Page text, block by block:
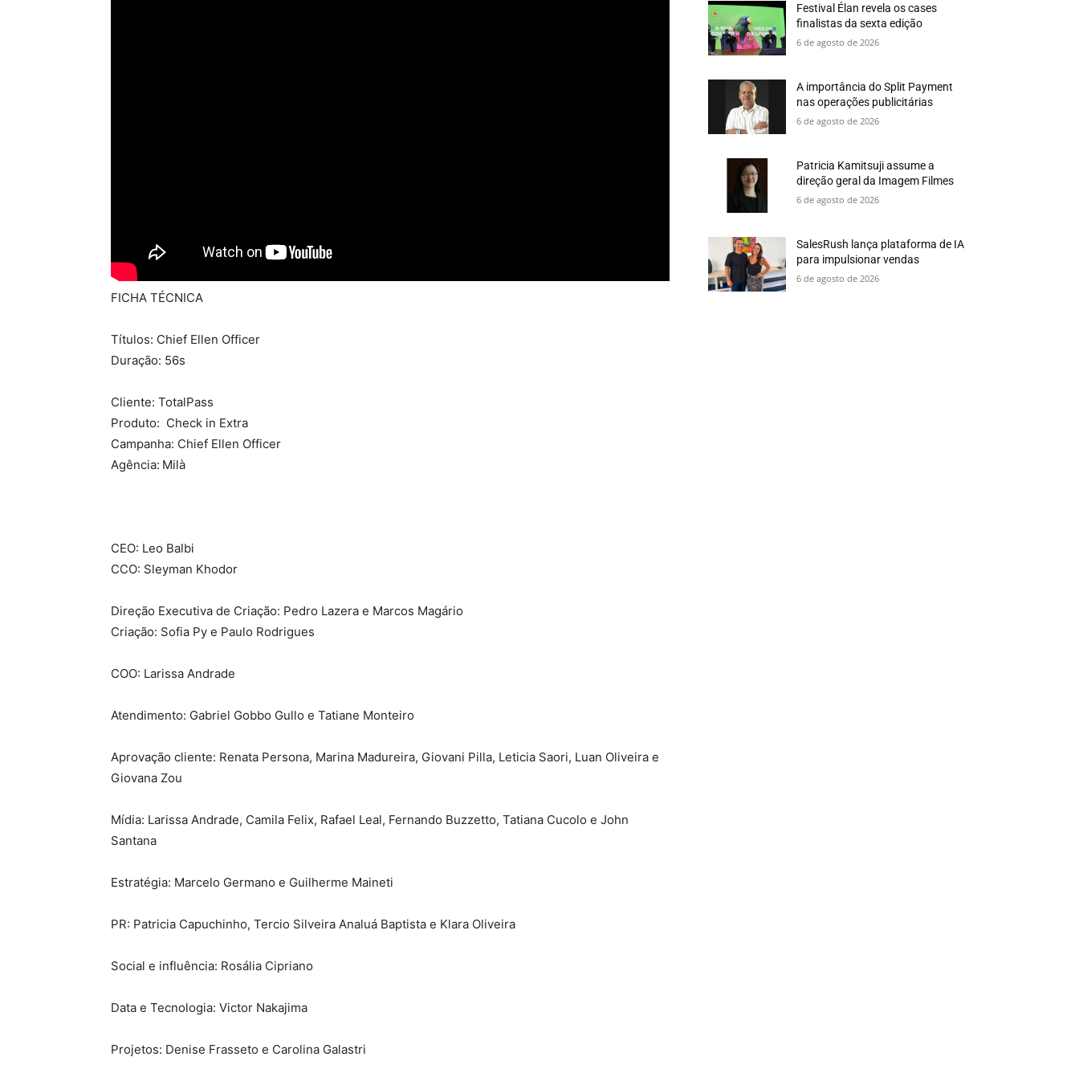
FICHA TÉCNICA
Títulos: Chief Ellen Officer
Duração: 56s
Cliente: TotalPass
Produto: Check in Extra
Campanha: Chief Ellen Officer
Agência: Milà
CEO: Leo Balbi
CCO: Sleyman Khodor
Direção Executiva de Criação: Pedro Lazera e Marcos Magário
Criação: Sofia Py e Paulo Rodrigues
COO: Larissa Andrade
Atendimento: Gabriel Gobbo Gullo e Tatiane Monteiro
Aprovação cliente: Renata Persona, Marina Madureira, Giovani Pilla, Leticia Saori, Luan Oliveira e
Giovana Zou
Mídia: Larissa Andrade, Camila Felix, Rafael Leal, Fernando Buzzetto, Tatiana Cucolo e John
Santana
Estratégia: Marcelo Germano e Guilherme Maineti
PR: Patricia Capuchinho, Tercio Silveira Analuá Baptista e Klara Oliveira
Social e influência: Rosália Cipriano
Data e Tecnologia: Victor Nakajima
Projetos: Denise Frasseto e Carolina Galastri
Festival Élan revela os cases
finalistas da sexta edição
6 de agosto de 2026
A importância do Split Payment
nas operações publicitárias
6 de agosto de 2026
Patricia Kamitsuji assume a
direção geral da Imagem Filmes
6 de agosto de 2026
SalesRush lança plataforma de IA
para impulsionar vendas
6 de agosto de 2026